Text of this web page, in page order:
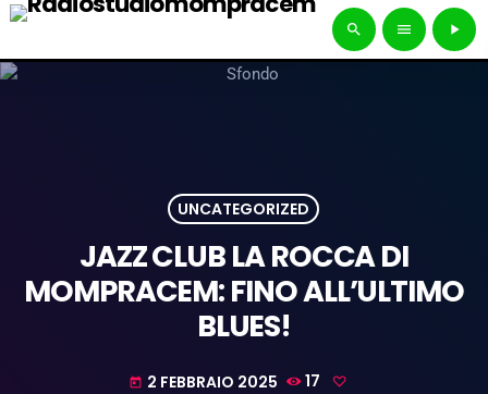
search menu play_arrow
UNCATEGORIZED
JAZZ CLUB LA ROCCA DI
MOMPRACEM: FINO ALL’ULTIMO
BLUES!
today 2 FEBBRAIO 2025 17